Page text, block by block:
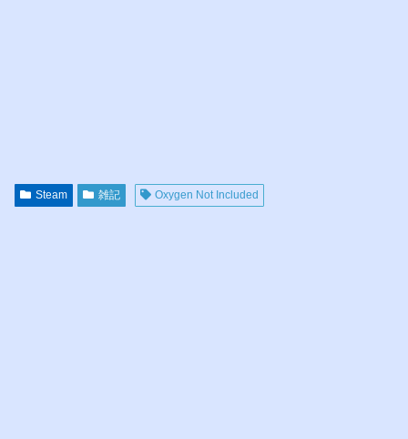
Steam 雑記 Oxygen Not Included